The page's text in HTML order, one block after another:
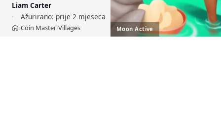
Liam Carter
Ažurirano: prije 2 mjeseca
Početna
›Coin Master›Villages Moon Active